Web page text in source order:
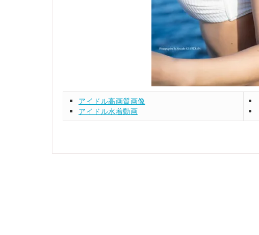
アイドル高画質画像
アイドル水着動画